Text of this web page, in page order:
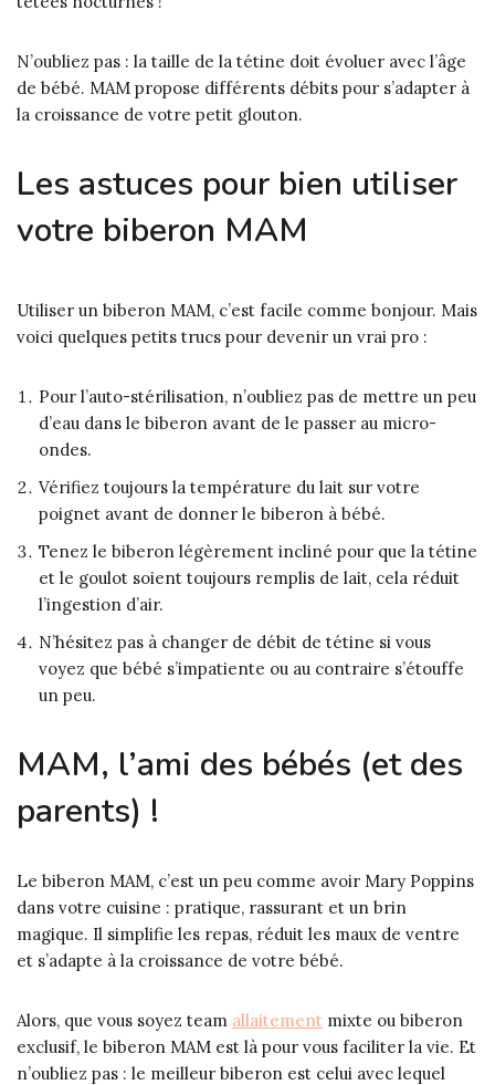
N’oubliez pas : la taille de la tétine doit évoluer avec l’âge
de bébé. MAM propose différents débits pour s’adapter à
la croissance de votre petit glouton.
Les astuces pour bien utiliser
votre biberon MAM
Utiliser un biberon MAM, c’est facile comme bonjour. Mais
voici quelques petits trucs pour devenir un vrai pro :
Pour l’auto-stérilisation, n’oubliez pas de mettre un peu
d’eau dans le biberon avant de le passer au micro-
ondes.
Vérifiez toujours la température du lait sur votre
poignet avant de donner le biberon à bébé.
Tenez le biberon légèrement incliné pour que la tétine
et le goulot soient toujours remplis de lait, cela réduit
l’ingestion d’air.
N’hésitez pas à changer de débit de tétine si vous
voyez que bébé s’impatiente ou au contraire s’étouffe
un peu.
MAM, l’ami des bébés (et des
parents) !
Le biberon MAM, c’est un peu comme avoir Mary Poppins
dans votre cuisine : pratique, rassurant et un brin
magique. Il simplifie les repas, réduit les maux de ventre
et s’adapte à la croissance de votre bébé.
Alors, que vous soyez team allaitement mixte ou biberon
exclusif, le biberon MAM est là pour vous faciliter la vie. Et
n’oubliez pas : le meilleur biberon est celui avec lequel